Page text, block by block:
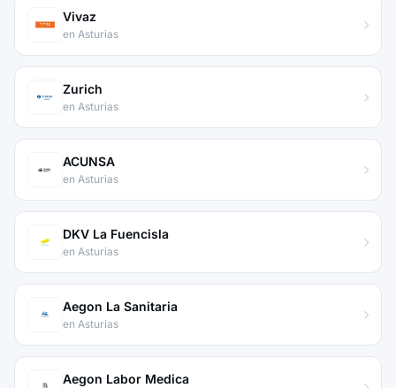
Vivaz
en Asturias
Zurich
en Asturias
ACUNSA
en Asturias
DKV La Fuencisla
en Asturias
Aegon La Sanitaria
en Asturias
Aegon Labor Medica